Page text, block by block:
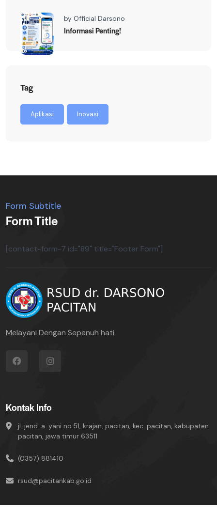
by Official Darsono
Informasi Penting!
Tag
Aplikasi Inovasi
Form Subtitle
Form Title
[contact-form-7 id="89" title="Footer Form"]
Melayani Dengan Sepenuh hati
Kontak Info
jl. jend. a. yani no.51, krajan, pacitan, kec. pacitan, kabupaten
pacitan, jawa timur 63511
(0357) 881410
rsud@pacitankab.go.id